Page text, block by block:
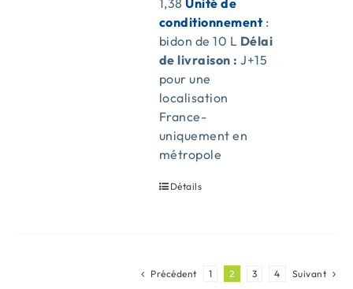
1,38Unité de
conditionnement:
bidon de 10 L Délai
de livraison : J+15
pour une
localisation
France-
uniquement en
métropole
Détails
Précédent 1 2 3 4 Suivant